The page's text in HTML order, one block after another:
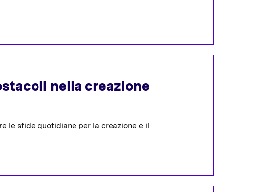
nella creazione
le sfide quotidiane per la creazione e il